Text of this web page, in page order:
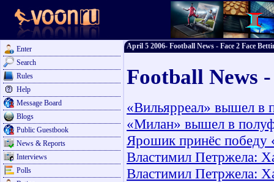
Enter
Search
Rules
Help
Message Board
Blogs
Public Guestbook
News & Reports
Interviews
Polls
April 5 2006- Football News - Face 2 Face
Football News
«Вильярреал» вышел в
«Милан» вышел в
Ярошик принёс победу
Властимил Петржела:
Властимил Петржела: